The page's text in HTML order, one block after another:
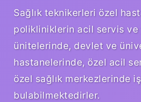
Sağlık teknikerleri özel
polikliniklerin acil servis ve
ünitelerinde, devlet ve
hastanelerinde, özel acil
özel sağlık merkezlerinde iş
bulabilmektedirler.